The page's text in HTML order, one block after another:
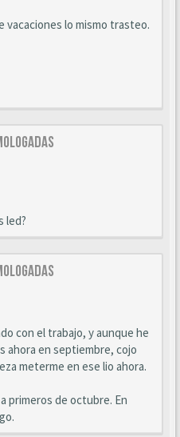
vacaciones lo mismo trasteo.
led?
con el trabajo, y aunque he
ahora en septiembre, cojo
meterme en ese lio ahora.
primeros de octubre. En